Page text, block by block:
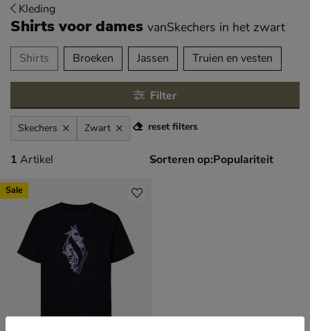
Kleding
Shirts voor dames vanSkechers in het zwart
over
Shirts Broeken Jassen Truien en vesten
Filter
Skechers Zwart reset filters
1 artikel
1 Artikel Sorteren op:
Sale